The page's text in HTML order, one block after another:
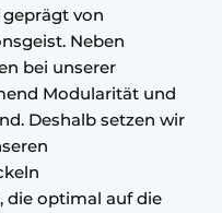
von
Neben
bei unserer
Modularität und
Deshalb setzen wir
die optimal auf die